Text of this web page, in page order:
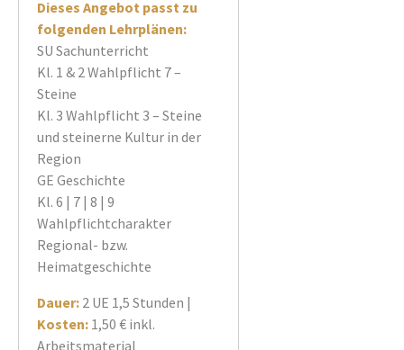
Dieses Angebot passt zu
folgenden Lehrplänen:
SU Sachunterricht
Kl. 1 & 2 Wahlpflicht 7 –
Steine
Kl. 3 Wahlpflicht 3 – Steine
und steinerne Kultur in der
Region
GE Geschichte
Kl. 6 | 7 | 8 | 9
Wahlpflichtcharakter
Regional- bzw.
Heimatgeschichte
Dauer: 2 UE 1,5 Stunden |
Kosten: 1,50 € inkl.
Arbeitsmaterial